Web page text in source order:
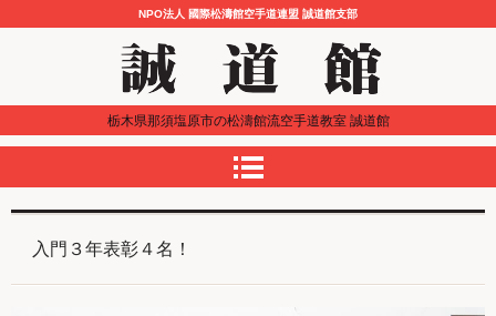
NPO法人 國際松濤館空手道連盟 誠道館支部
栃木県那須塩原市の松濤館流空手道教室 誠道館
入門３年表彰４名！